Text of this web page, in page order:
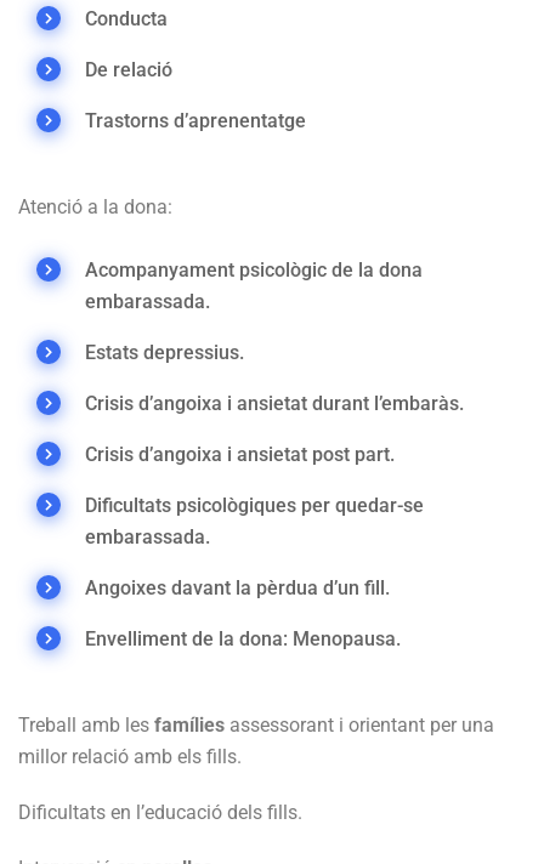
Conducta
De relació
Trastorns d’aprenentatge
Atenció a la dona:
Acompanyament psicològic de la dona
embarassada.
Estats depressius.
Crisis d’angoixa i ansietat durant l’embaràs.
Crisis d’angoixa i ansietat post part.
Dificultats psicològiques per quedar-se
embarassada.
Angoixes davant la pèrdua d’un fill.
Envelliment de la dona: Menopausa.
Treball amb les famílies assessorant i orientant per una
millor relació amb els fills.
Dificultats en l’educació dels fills.